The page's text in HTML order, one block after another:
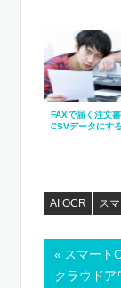
FAXで届く注文
CSVデータにす
AI OCR ス
スマート
クラウドア